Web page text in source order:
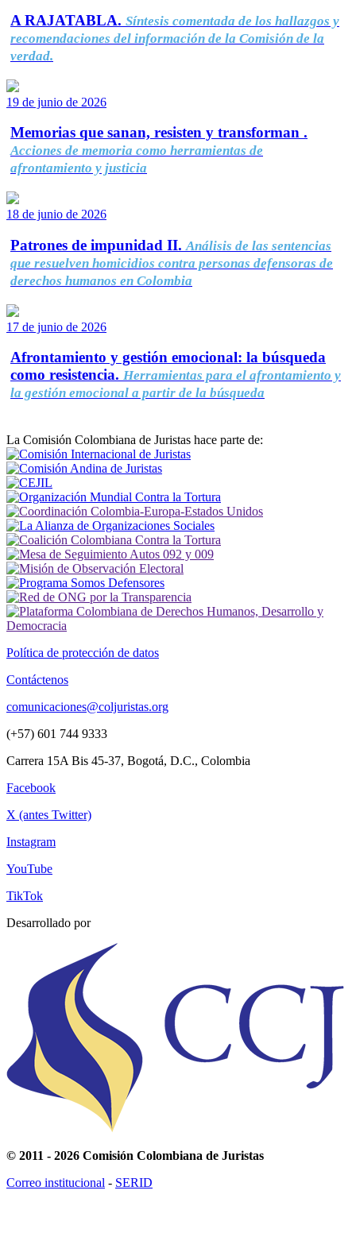
A RAJATABLA. Síntesis comentada de los hallazgos y
recomendaciones del información de la Comisión de la
verdad.
19 de junio de 2026
Memorias que sanan, resisten y transforman .
Acciones de memoria como herramientas de
afrontamiento y justicia
18 de junio de 2026
Patrones de impunidad II. Análisis de las sentencias
que resuelven homicidios contra personas defensoras de
derechos humanos en Colombia
17 de junio de 2026
Afrontamiento y gestión emocional: la búsqueda
como resistencia. Herramientas para el afrontamiento y
la gestión emocional a partir de la búsqueda
La Comisión Colombiana de Juristas hace parte de:
Política de protección de datos
Contáctenos
comunicaciones@coljuristas.org
(+57) 601 744 9333
Carrera 15A Bis 45-37, Bogotá, D.C., Colombia
Facebook
X (antes Twitter)
Instagram
YouTube
TikTok
Desarrollado por
© 2011 - 2026 Comisión Colombiana de Juristas
Correo institucional - SERID